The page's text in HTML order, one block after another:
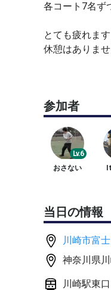
各コート7名ず
とても疲れま
休憩はありませ
ローテーショ
いきなりスト
メニュー📖
①各自ストレ
②ストローク
迷ったら参加
👉練習内容が
途中で無理せ
また走れる方
⚠️球を拾わない
参加者
Lv.6
おさない
当日の情報
川崎市富
神奈川県
川崎駅東